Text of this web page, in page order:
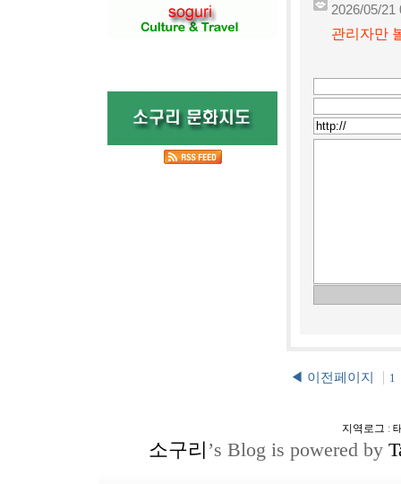
2026/05/21
관리자만
◀ 이전페이지 1
지역로그 :
소구리 ’s Blog is powered by